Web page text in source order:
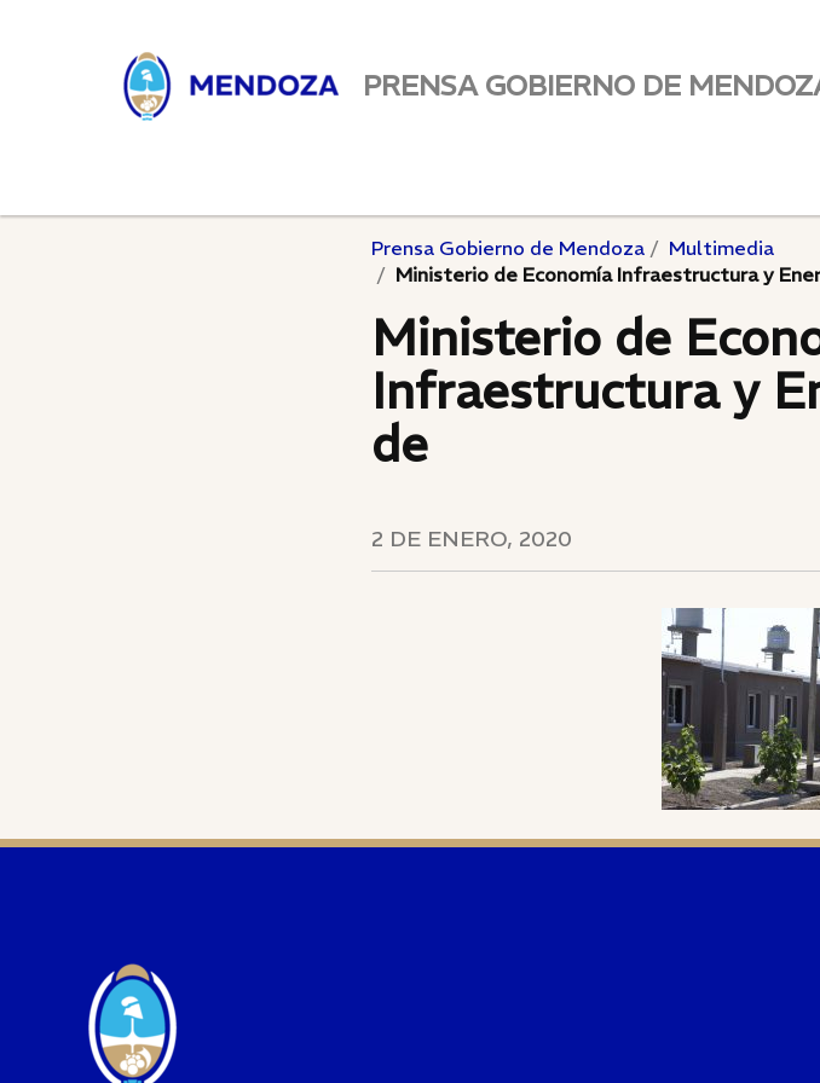
PRENSA GOBIERNO DE
Prensa Gobierno de Mendoza
Multimedia
Ministerio de Economía Infraestructura y
Ministerio de
Infraestructura y
de
2 DE ENERO, 2020